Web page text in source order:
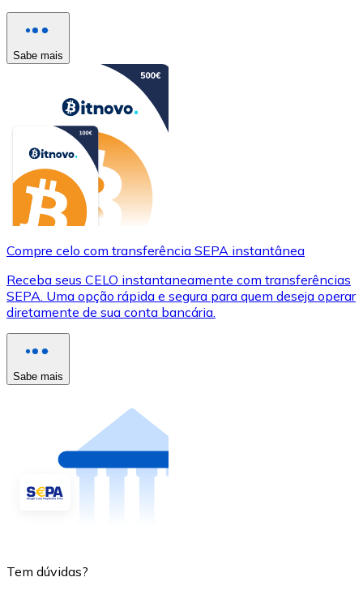
Sabe mais
Compre celo com transferência SEPA instantânea
Receba seus CELO instantaneamente com transferências
SEPA. Uma opção rápida e segura para quem deseja operar
diretamente de sua conta bancária.
Sabe mais
Tem dúvidas?